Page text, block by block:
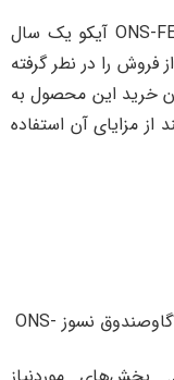
فروشگاه سیف کاوه برای گاوصندوق نسوز ONS-FE آیکو یک سال
خدمات پس از فروش را در نطر گرفته
خرید این محصول به
از مزایای آن استفاده
اولین کسی باشید که دیدگاهی می نویسد “گاوصندوق نسوز ONS-